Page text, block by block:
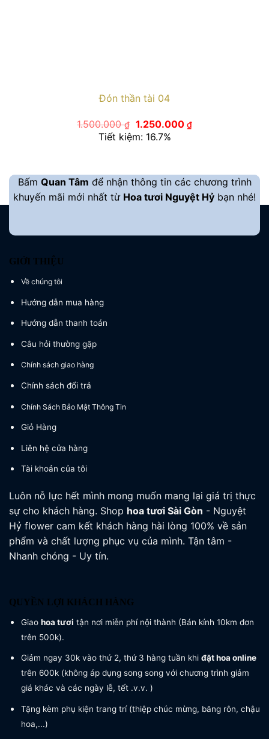
Đón thần tài 04
1.500.000₫ Giá
gốc
là:
1.250.000 ₫Giá
hiện
Tiết kiệm: 16.7%
Bấm Quan Tâm để nhận thông tin các chương trình
khuyến mãi mới nhất từ Hoa tươi Nguyệt Hỷ bạn nhé!
GIỚI THIỆU
Về chúng tôi
Hướng dẫn mua hàng
Hướng dẫn thanh toán
Câu hỏi thường gặp
Chính sách giao hàng
Chính sách đổi trả
Chính Sách Bảo Mật Thông Tin
Giỏ Hàng
Liên hệ cửa hàng
Tài khoản của tôi
Luôn nỗ lực hết mình mong muốn mang lại giá trị thực
sự cho khách hàng. Shop hoa tươi Sài Gòn - Nguyệt
Hỷ flower cam kết khách hàng hài lòng 100% về sản
phẩm và chất lượng phục vụ của mình. Tận tâm -
Nhanh chóng - Uy tín.
QUYỀN LỢI KHÁCH HÀNG
Giao hoa tươi tận nơi miễn phí nội thành (Bán kính 10km đơn
trên 500k).
Giảm ngay 30k vào thứ 2, thứ 3 hàng tuần khi đặt hoa online
trên 600k (không áp dụng song song với chương trình giảm
giá khác và các ngày lễ, tết .v.v. )
Tặng kèm phụ kiện trang trí (thiệp chúc mừng, băng rôn, chậu
hoa,...)